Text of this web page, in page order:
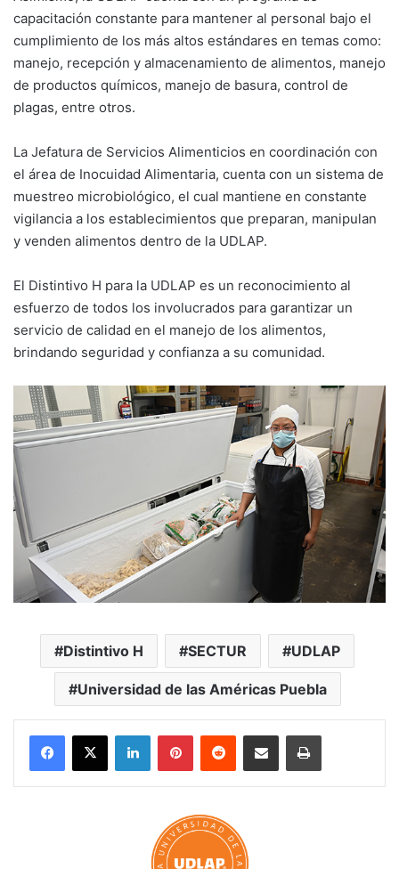
capacitación constante para mantener al personal bajo el
cumplimiento de los más altos estándares en temas como:
manejo, recepción y almacenamiento de alimentos, manejo
de productos químicos, manejo de basura, control de
plagas, entre otros.
La Jefatura de Servicios Alimenticios en coordinación con
el área de Inocuidad Alimentaria, cuenta con un sistema de
muestreo microbiológico, el cual mantiene en constante
vigilancia a los establecimientos que preparan, manipulan
y venden alimentos dentro de la UDLAP.
El Distintivo H para la UDLAP es un reconocimiento al
esfuerzo de todos los involucrados para garantizar un
servicio de calidad en el manejo de los alimentos,
brindando seguridad y confianza a su comunidad.
Distintivo H SECTUR UDLAP
Universidad de las Américas Puebla
LinkedInPinterestReddit Share via Email Print